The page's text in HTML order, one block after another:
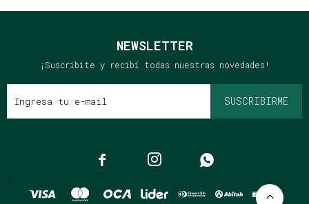
NEWSLETTER
¡Suscribite y recibí todas nuestras novedades!
SUSCRIBIRME
  
{